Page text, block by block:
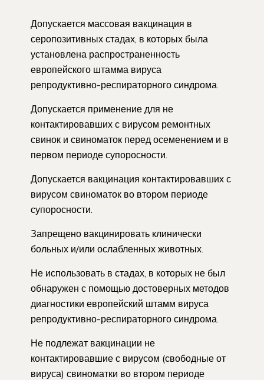
Допускается массовая вакцинация в
серопозитивных стадах, в которых была
установлена распространенность
европейского штамма вируса
репродуктивно-респираторного синдрома.
Допускается применение для не
контактировавших с вирусом ремонтных
свинок и свиноматок перед осеменением и в
первом периоде супоросности.
Допускается вакцинация контактировавших с
вирусом свиноматок во втором периоде
супоросности.
Запрещено вакцинировать клинически
больных и/или ослабленных животных.
Не использовать в стадах, в которых не был
обнаружен с помощью достоверных методов
диагностики европейский штамм вируса
репродуктивно-респираторного синдрома.
Не подлежат вакцинации не
контактировавшие с вирусом (свободные от
вируса) свиноматки во втором периоде